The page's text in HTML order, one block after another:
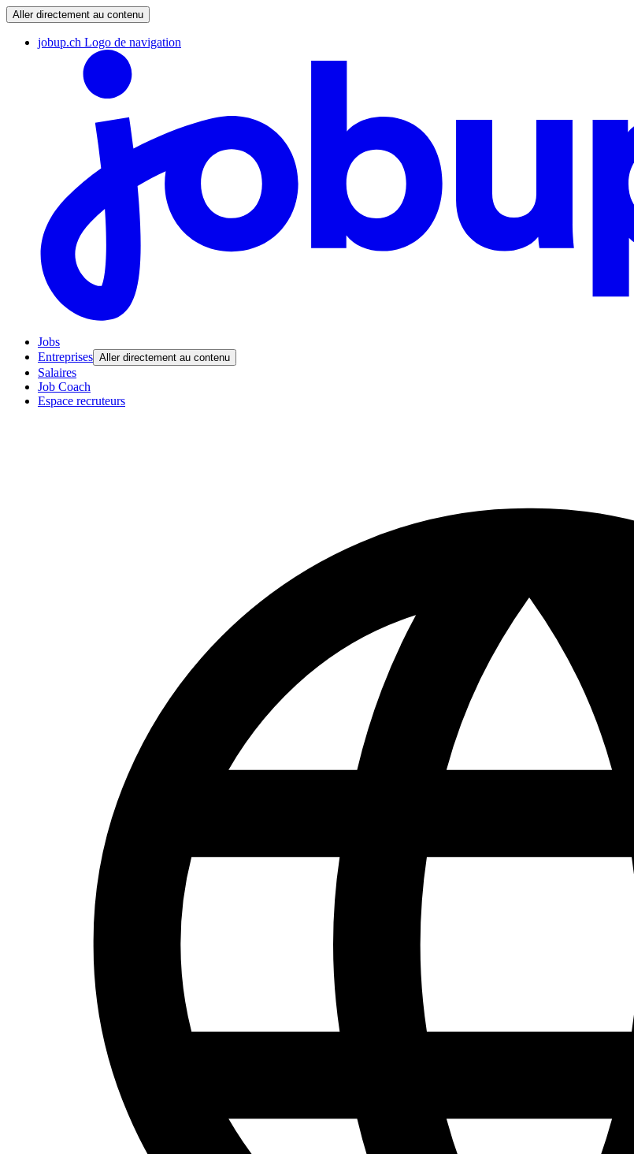
Aller directement au contenu
jobup.ch Logo de navigation
Jobs
Entreprises Aller directement au contenu
Salaires
Job Coach
Espace recruteurs